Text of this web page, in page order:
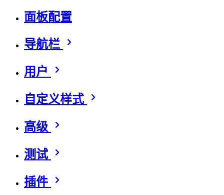
面板配置
导航栏
用户
自定义样式
高级
测试
插件